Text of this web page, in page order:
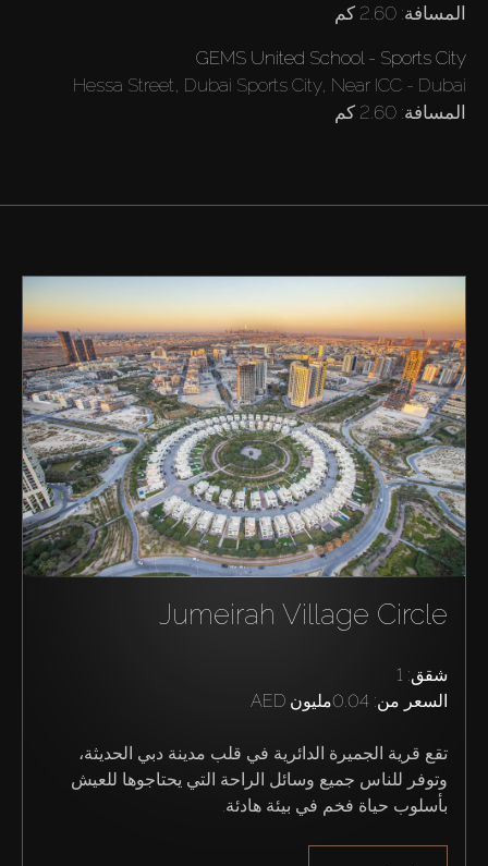
شراء
إيجار
بيع
من نحن
المسافة: 2.60 كم
GEMS United School - Sports City
Hessa Street, Dubai Sports City, Near ICC - Dubai
المسافة: 2.60 كم
Jumeirah Village Circle
شقق: 1
السعر من: 0.04مليون AED
بأسلوب حياة فخم في بيئة هادئة.